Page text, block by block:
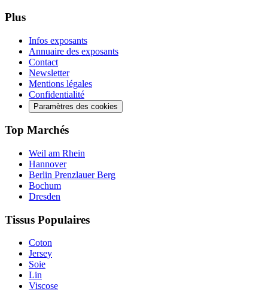
Plus
Infos exposants
Annuaire des exposants
Contact
Newsletter
Mentions légales
Confidentialité
Paramètres des cookies
Top Marchés
Weil am Rhein
Hannover
Berlin Prenzlauer Berg
Bochum
Dresden
Tissus Populaires
Coton
Jersey
Soie
Lin
Viscose